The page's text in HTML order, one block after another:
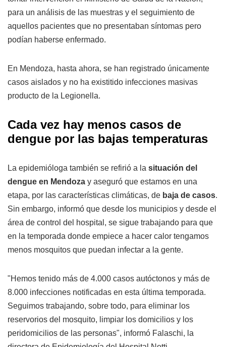
para un análisis de las muestras y el seguimiento de
aquellos pacientes que no presentaban síntomas pero
podían haberse enfermado.
En Mendoza, hasta ahora, se han registrado únicamente
casos aislados y no ha existitido infecciones masivas
producto de la Legionella.
Cada vez hay menos casos de
dengue por las bajas temperaturas
La epidemióloga también se refirió a la situación del
dengue en Mendoza y aseguró que estamos en una
etapa, por las características climáticas, de baja de casos.
Sin embargo, informó que desde los municipios y desde el
área de control del hospital, se sigue trabajando para que
en la temporada donde empiece a hacer calor tengamos
menos mosquitos que puedan infectar a la gente.
"Hemos tenido más de 4.000 casos autóctonos y más de
8.000 infecciones notificadas en esta última temporada.
Seguimos trabajando, sobre todo, para eliminar los
reservorios del mosquito, limpiar los domicilios y los
peridomicilios de las personas", informó Falaschi, la